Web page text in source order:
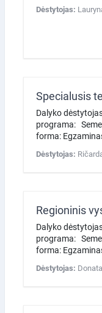
Dėstytojas:
Specialusis
Dalyko
programa:
forma:
Dėstytojas:
Regioninis
Dalyko
programa:
forma:
Dėstytojas: